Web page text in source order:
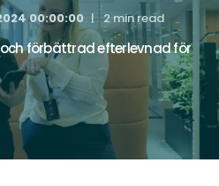
00:00:00 2 min read
förbättrad efterlevnad för